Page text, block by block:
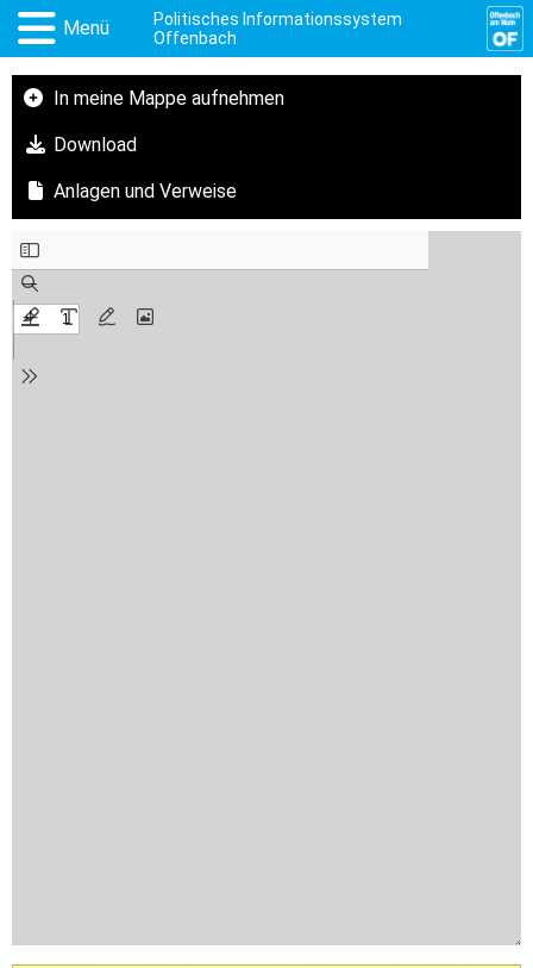
Menü
Politisches Informationssystem
Offenbach
In meine Mappe aufnehmen
Download
Anlagen und Verweise